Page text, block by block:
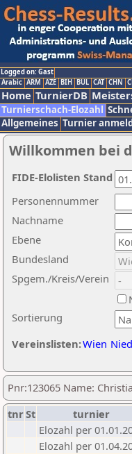
Logged on: Gast
Arabic ARM AZE BIH BUL CAT CHN
Home TurnierDB
Turnierschach-Elozahl
Allgemeines Turnier
Willkommen bei
Nachname
Ebene
Sortierung
Personennummer
Bundesland
Spgem./Kreis/Verein
Vereinslisten:Wien
FIDE-Elolisten Stand
Pnr:123065 Name:
tnrSt turnier
Elozahl per
Elozahl per